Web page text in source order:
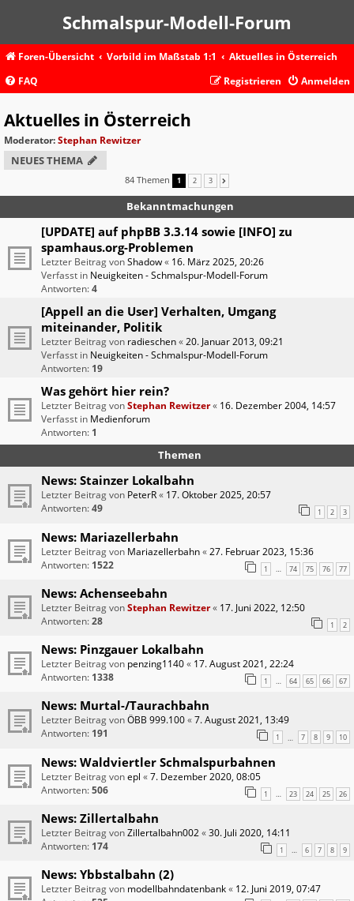
Schmalspur-Modell-Forum
Foren-Übersicht Vorbild im Maßstab 1:1
Aktuelles in Österreich
FAQ
Anmelden
Registrieren
Aktuelles in Österreich
Moderator:Stephan Rewitzer
NEUES THEMA
84 Themen 1 2 3
Bekanntmachungen
[UPDATE] auf phpBB 3.3.14 sowie [INFO] zu
spamhaus.org-Problemen
Letzter Beitrag vonShadow« 16. März 2025, 20:26
Verfasst in Neuigkeiten - Schmalspur-Modell-Forum
Antworten:4
[Appell an die User] Verhalten, Umgang
miteinander, Politik
Letzter Beitrag von radieschen«20. Januar 2013, 09:21
Verfasst in Neuigkeiten - Schmalspur-Modell-Forum
Antworten: 19
Was gehört hier rein?
Letzter Beitrag vonStephan Rewitzer« 16. Dezember 2004, 14:57
Verfasst in Medienforum
Antworten: 1
Themen
News: Stainzer Lokalbahn
Letzter Beitrag von PeterR« 17. Oktober 2025, 20:57
Antworten:49 1 2 3
News: Mariazellerbahn
Letzter Beitrag von Mariazellerbahn«27. Februar 2023, 15:36
Antworten: 1522 1 … 74 75 76 77
News: Achenseebahn
Letzter Beitrag vonStephan Rewitzer« 17. Juni 2022, 12:50
Antworten:28 1 2
News: Pinzgauer Lokalbahn
Letzter Beitrag von penzing1140« 17. August 2021, 22:24
Antworten: 1338 1 … 64 65 66 67
News: Murtal-/Taurachbahn
Letzter Beitrag vonÖBB 999.100«7. August 2021, 13:49
Antworten: 191 1 … 7 8 9 10
News: Waldviertler Schmalspurbahnen
Letzter Beitrag vonepl «7. Dezember 2020, 08:05
Antworten:506 1 … 23 24 25 26
News: Zillertalbahn
Letzter Beitrag vonZillertalbahn002«30. Juli 2020, 14:11
Antworten: 174 1 … 6 7 8 9
News: Ybbstalbahn (2)
Letzter Beitrag von modellbahndatenbank« 12. Juni 2019, 07:47